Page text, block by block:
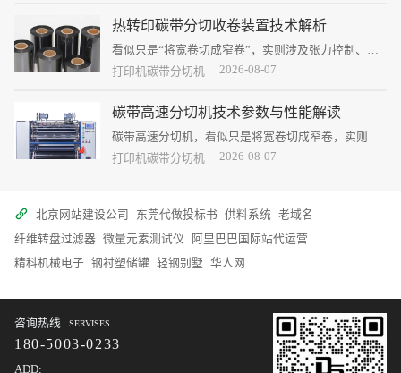
热转印碳带分切收卷装置技术解析
看似只是“将宽卷切成窄卷”，实则涉及张力控制、精
密机械、自动纠偏、刀具工艺等多学科技术的综合运
打印机碳带分切机 2026-08-07
碳带高速分切机技术参数与性能解读
碳带高速分切机，看似只是将宽卷切成窄卷，实则是
对张力、速度、纠偏、切割的综合精密控制。
打印机碳带分切机 2026-08-07
北京网站建设公司 东莞代做投标书 供料系统
老域名
纤维转盘过滤器 微量元素测试仪
阿里巴巴国际站代运营
精科机械电子 钢衬塑储罐 轻钢别墅 华人网
咨询热线 SERVISES
180-5003-0233
ADD: